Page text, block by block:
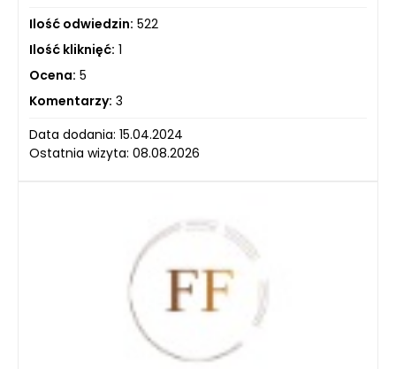
Ilość odwiedzin: 522
Ilość kliknięć: 1
Ocena: 5
Komentarzy: 3
Data dodania: 15.04.2024
Ostatnia wizyta: 08.08.2026